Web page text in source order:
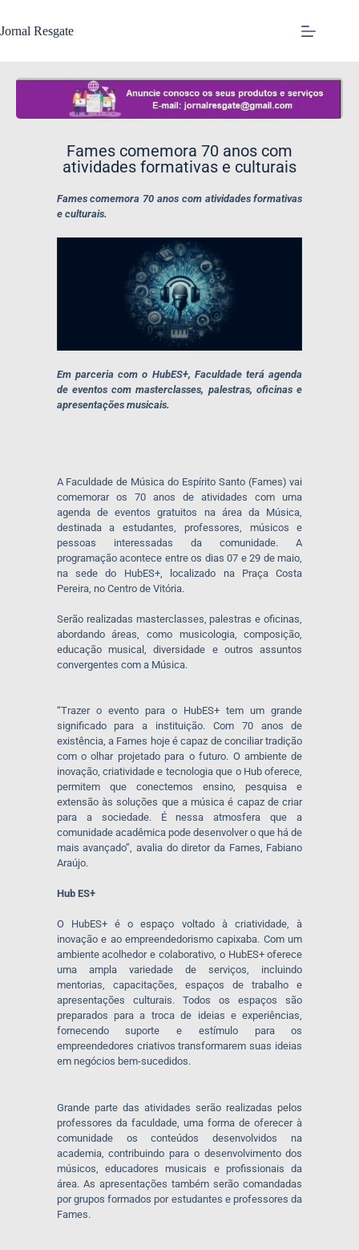
Jornal Resgate
Fames comemora 70 anos com
atividades formativas e culturais
Fames comemora 70 anos com atividades formativas
e culturais.
Em parceria com o HubES+, Faculdade terá agenda
de eventos com masterclasses, palestras, oficinas e
apresentações musicais.
A Faculdade de Música do Espírito Santo (Fames) vai
comemorar os 70 anos de atividades com uma
agenda de eventos gratuitos na área da Música,
destinada a estudantes, professores, músicos e
pessoas interessadas da comunidade. A
programação acontece entre os dias 07 e 29 de maio,
na sede do HubES+, localizado na Praça Costa
Pereira, no Centro de Vitória.
Serão realizadas masterclasses, palestras e oficinas,
abordando áreas, como musicologia, composição,
educação musical, diversidade e outros assuntos
convergentes com a Música.
“Trazer o evento para o HubES+ tem um grande
significado para a instituição. Com 70 anos de
existência, a Fames hoje é capaz de conciliar tradição
com o olhar projetado para o futuro. O ambiente de
inovação, criatividade e tecnologia que o Hub oferece,
permitem que conectemos ensino, pesquisa e
extensão às soluções que a música é capaz de criar
para a sociedade. É nessa atmosfera que a
comunidade acadêmica pode desenvolver o que há de
mais avançado”, avalia do diretor da Fames, Fabiano
Araújo.
Hub ES+
O HubES+ é o espaço voltado à criatividade, à
inovação e ao empreendedorismo capixaba. Com um
ambiente acolhedor e colaborativo, o HubES+ oferece
uma ampla variedade de serviços, incluindo
mentorias, capacitações, espaços de trabalho e
apresentações culturais. Todos os espaços são
preparados para a troca de ideias e experiências,
fornecendo suporte e estímulo para os
empreendedores criativos transformarem suas ideias
em negócios bem-sucedidos.
Grande parte das atividades serão realizadas pelos
professores da faculdade, uma forma de oferecer à
comunidade os conteúdos desenvolvidos na
academia, contribuindo para o desenvolvimento dos
músicos, educadores musicais e profissionais da
área. As apresentações também serão comandadas
por grupos formados por estudantes e professores da
Fames.